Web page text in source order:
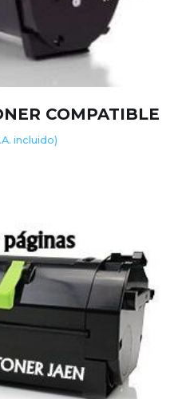
COMPATIBLE
incluido)